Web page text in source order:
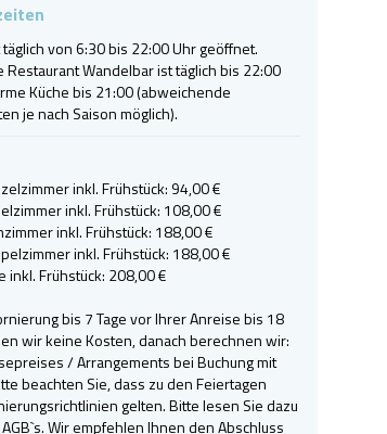
von 6:30 bis 22:00 Uhr geöffnet.
Restaurant Wandelbar ist täglich bis 22:00
Küche bis 21:00 (abweichende
je nach Saison möglich).
inkl. Frühstück: 94,00 €
inkl. Frühstück: 108,00 €
inkl. Frühstück: 188,00 €
inkl. Frühstück: 188,00 €
inkl. Frühstück: 208,00 €
bis 7 Tage vor Ihrer Anreise bis 18
wir keine Kosten, danach berechnen wir:
/ Arrangements bei Buchung mit
beachten Sie, dass zu den Feiertagen
gelten. Bitte lesen Sie dazu
Wir empfehlen Ihnen den Abschluss